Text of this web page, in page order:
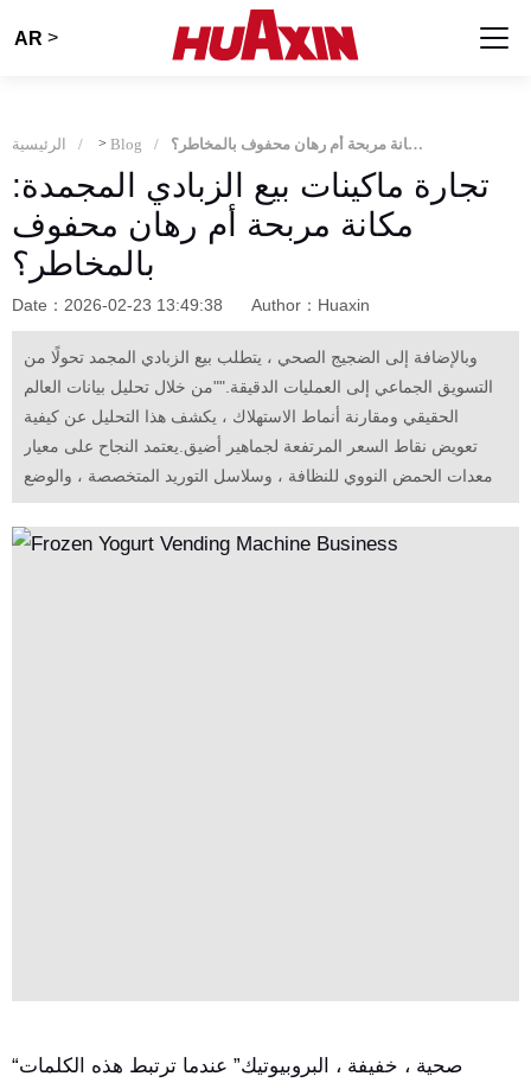
AR >
الرئيسية > Blog تجارة ماكينات بيع الزبادي المجمدة: مكانة مربحة أم رهان محفوف بالمخاطر؟
تجارة ماكينات بيع الزبادي المجمدة:
مكانة مربحة أم رهان محفوف
بالمخاطر؟
Date：2026-02-23 13:49:38 Author：Huaxin
وبالإضافة إلى الضجيج الصحي ، يتطلب بيع الزبادي المجمد تحولًا من
التسويق الجماعي إلى العمليات الدقيقة.""من خلال تحليل بيانات العالم
الحقيقي ومقارنة أنماط الاستهلاك ، يكشف هذا التحليل عن كيفية
تعويض نقاط السعر المرتفعة لجماهير أضيق.يعتمد النجاح على معيار
معدات الحمض النووي للنظافة ، وسلاسل التوريد المتخصصة ، والوضع
الاستراتيجي في مراكز اللياقة البدنية أو الراقية.""ويمكّن هذا الإطار رواد
الأعمال من التنقل في الحواجز التقنية وتحويل اتجاه متخصص إلى ميزة
“صحية ، خفيفة ، البروبيوتيك” عندما ترتبط هذه الكلمات